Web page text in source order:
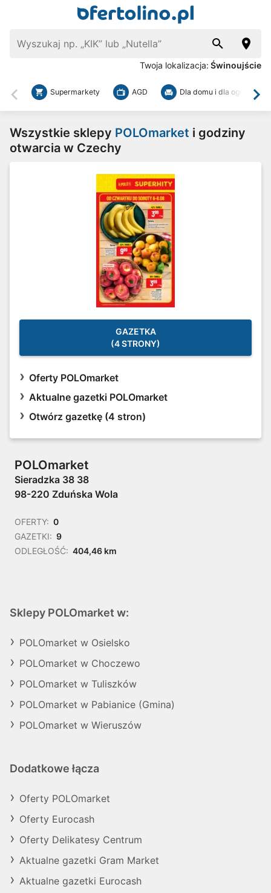
Twoja lokalizacja: Świnoujście
Wstecz
Supermarkety AGD Dla domu i dla ogrodu
Wszystkie sklepy POLOmarket i godziny
otwarcia w Czechy
GAZETKA
(4 STRONY)
Oferty POLOmarket
Aktualne gazetki POLOmarket
Otwórz gazetkę (4 stron)
POLOmarket
Sieradzka 38 38
98-220 Zduńska Wola
OFERTY: 0
GAZETKI: 9
ODLEGŁOŚĆ: 404,46 km
Sklepy POLOmarket w:
POLOmarket w Osielsko
POLOmarket w Choczewo
POLOmarket w Tuliszków
POLOmarket w Pabianice (Gmina)
POLOmarket w Wieruszów
Dodatkowe łącza
Oferty POLOmarket
Oferty Eurocash
Oferty Delikatesy Centrum
Aktualne gazetki Gram Market
Aktualne gazetki Eurocash